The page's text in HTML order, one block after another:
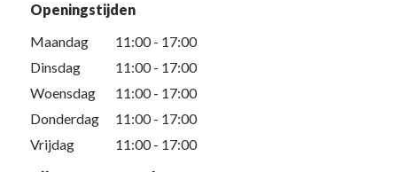
Openingstijden
Maandag
11:00 - 17:00
Dinsdag
11:00 - 17:00
Woensdag
11:00 - 17:00
Donderdag
11:00 - 17:00
Vrijdag
11:00 - 17:00